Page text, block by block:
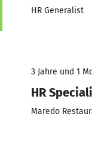
HR Generalist
3 Jahre und 1
HR
Maredo